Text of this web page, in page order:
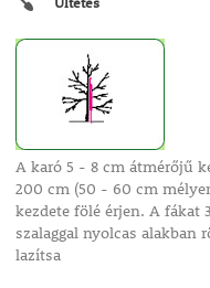
A karó 5 - 8 cm átmérőjű
200 cm (50 - 60 cm
kezdete fölé érjen. A fákat
szalaggal nyolcas alakban
lazítsa